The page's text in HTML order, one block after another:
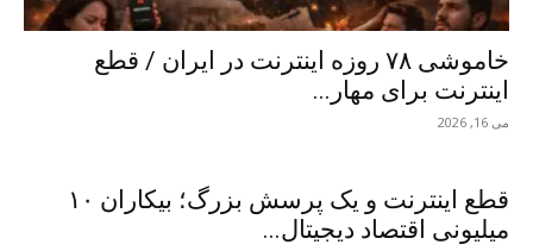
خاموشی ۷۸ روزه اینترنت در ایران / قطع
اینترنت برای مهار...
می 16, 2026
قطع اینترنت و یک پرسش بزرگ؛ بیکاران ۱۰
میلیونی اقتصاد دیجیتال...